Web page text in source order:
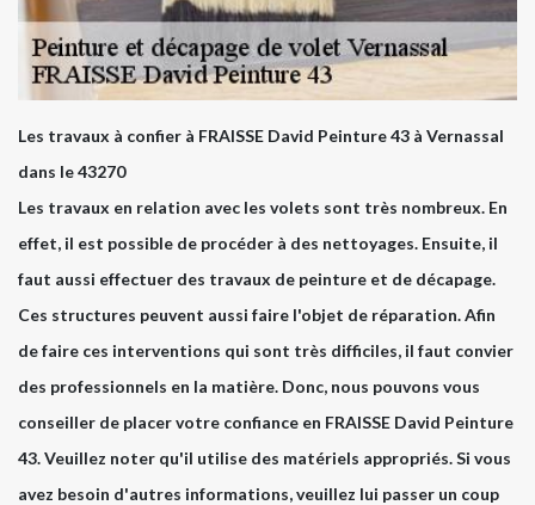
Les travaux à confier à FRAISSE David Peinture 43 à Vernassal
dans le 43270
Les travaux en relation avec les volets sont très nombreux. En
effet, il est possible de procéder à des nettoyages. Ensuite, il
faut aussi effectuer des travaux de peinture et de décapage.
Ces structures peuvent aussi faire l'objet de réparation. Afin
de faire ces interventions qui sont très difficiles, il faut convier
des professionnels en la matière. Donc, nous pouvons vous
conseiller de placer votre confiance en FRAISSE David Peinture
43. Veuillez noter qu'il utilise des matériels appropriés. Si vous
avez besoin d'autres informations, veuillez lui passer un coup